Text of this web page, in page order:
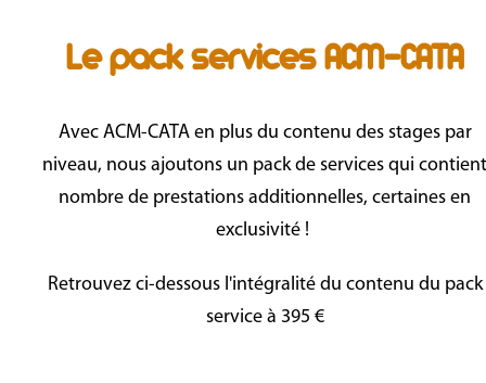
Le pack services ACM-CATA
Avec ACM-CATA en plus du contenu des stages par
niveau, nous ajoutons un pack de services qui contient
nombre de prestations additionnelles, certaines en
exclusivité !
Retrouvez ci-dessous l'intégralité du contenu du pack
service à 395 €